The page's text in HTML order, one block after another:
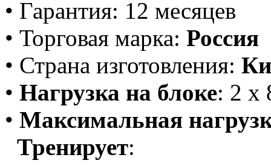
• Гарантия: 12 месяцев
• Торговая марка: Россия
• Страна изготовления:
• Нагрузка на блоке: 2 х
• Максимальная
Тренирует: